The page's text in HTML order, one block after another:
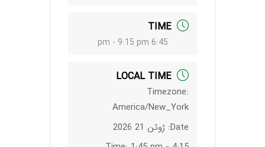
TIME
6:45 pm - 9:15 pm
LOCAL TIME
Timezone:
America/New_York
Date: ژوئن 21 2026